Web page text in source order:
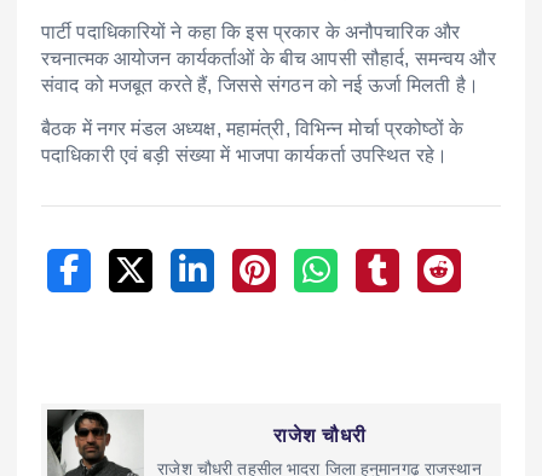
पार्टी पदाधिकारियों ने कहा कि इस प्रकार के अनौपचारिक और
रचनात्मक आयोजन कार्यकर्ताओं के बीच आपसी सौहार्द, समन्वय और
संवाद को मजबूत करते हैं, जिससे संगठन को नई ऊर्जा मिलती है।
बैठक में नगर मंडल अध्यक्ष, महामंत्री, विभिन्न मोर्चा प्रकोष्ठों के
पदाधिकारी एवं बड़ी संख्या में भाजपा कार्यकर्ता उपस्थित रहे।
राजेश चौधरी
राजेश चौधरी तहसील भादरा जिला हनुमानगढ़ राजस्थान